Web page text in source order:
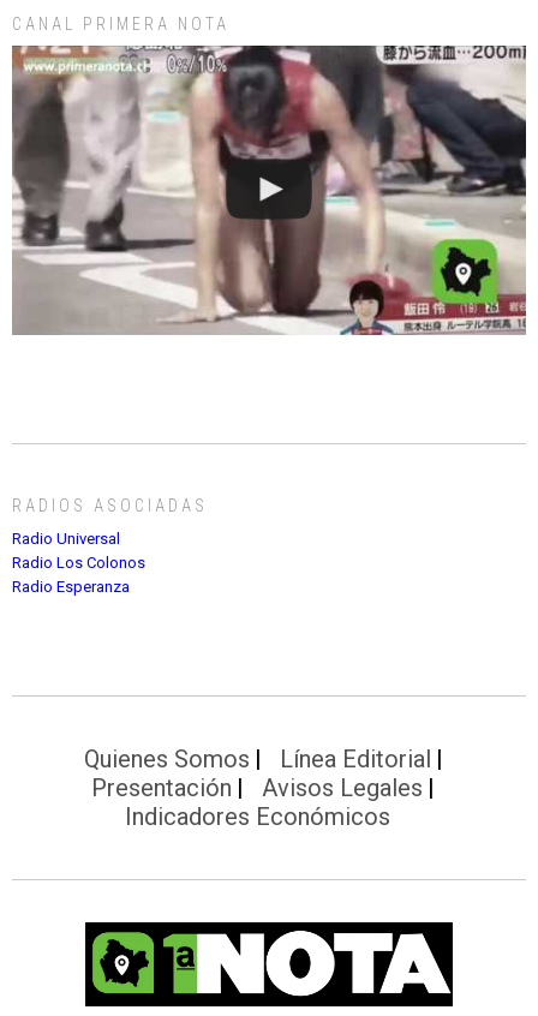
CANAL PRIMERA NOTA
RADIOS ASOCIADAS
Radio Universal
Radio Los Colonos
Radio Esperanza
Quienes Somos
Línea Editorial
Presentación
Avisos Legales
Indicadores Económicos